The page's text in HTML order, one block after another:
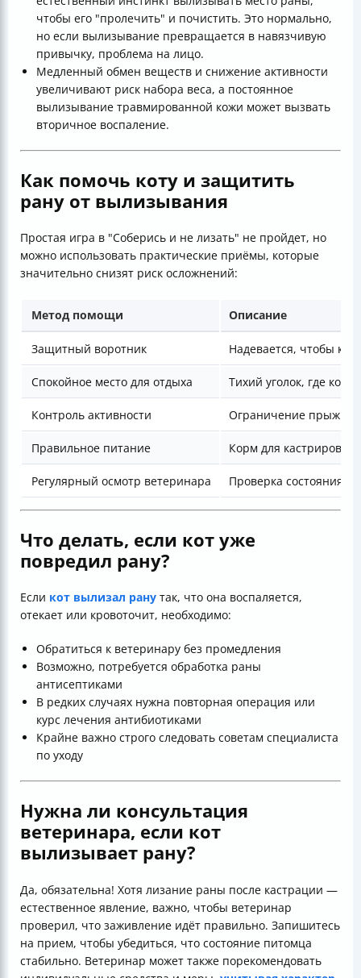
чтобы его "пролечить" и почистить. Это нормально,
но если вылизывание превращается в навязчивую
привычку, проблема на лицо.
Медленный обмен веществ и снижение активности
увеличивают риск набора веса, а постоянное
вылизывание травмированной кожи может вызвать
вторичное воспаление.
Как помочь коту и защитить
рану от вылизывания
Простая игра в "Соберись и не лизать" не пройдет, но
можно использовать практические приёмы, которые
значительно снизят риск осложнений:
Метод помощи Описание
Защитный воротник Надевается, чтобы
Спокойное место для отдыха Тихий уголок, где кот
Контроль активности Ограничение
Правильное питание Корм для
Регулярный осмотр ветеринара Проверка состояния
Что делать, если кот уже
повредил рану?
Если кот вылизал рану так, что она воспаляется,
отекает или кровоточит, необходимо:
Обратиться к ветеринару без промедления
Возможно, потребуется обработка раны
антисептиками
В редких случаях нужна повторная операция или
курс лечения антибиотиками
Крайне важно строго следовать советам специалиста
по уходу
Нужна ли консультация
ветеринара, если кот
вылизывает рану?
Да, обязательна! Хотя лизание раны после кастрации —
естественное явление, важно, чтобы ветеринар
проверил, что заживление идёт правильно. Запишитесь
на прием, чтобы убедиться, что состояние питомца
стабильно. Ветеринар может также порекомендовать